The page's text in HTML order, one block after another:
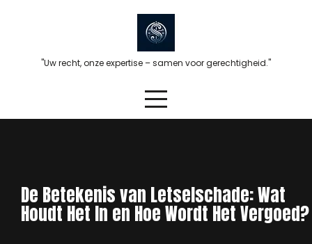
"Uw recht, onze expertise – samen voor gerechtigheid."
De Betekenis van Letselschade: Wat
Houdt Het In en Hoe Wordt Het Vergoed?